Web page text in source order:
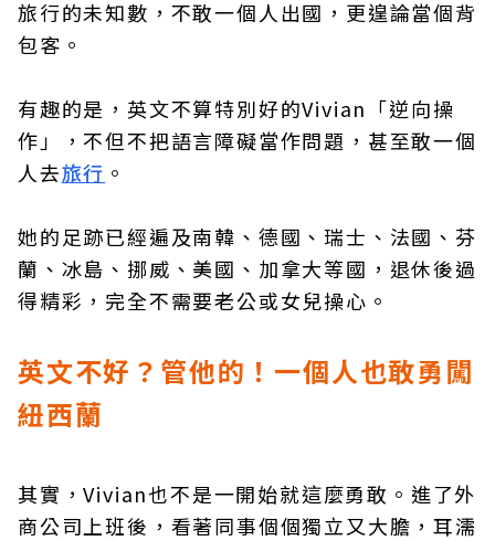
旅行的未知數，不敢一個人出國，更遑論當個背
包客。
有趣的是，英文不算特別好的Vivian「逆向操
作」，不但不把語言障礙當作問題，甚至敢一個
人去旅行 。
她的足跡已經遍及南韓、德國、瑞士、法國、芬
蘭、冰島、挪威、美國、加拿大等國，退休後過
得精彩，完全不需要老公或女兒操心。
英文不好？管他的！一個人也敢勇闖
紐西蘭
其實，Vivian也不是一開始就這麼勇敢。進了外
商公司上班後，看著同事個個獨立又大膽，耳濡